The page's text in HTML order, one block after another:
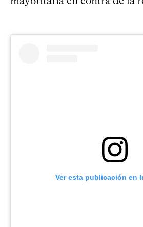
Ver esta publicación en